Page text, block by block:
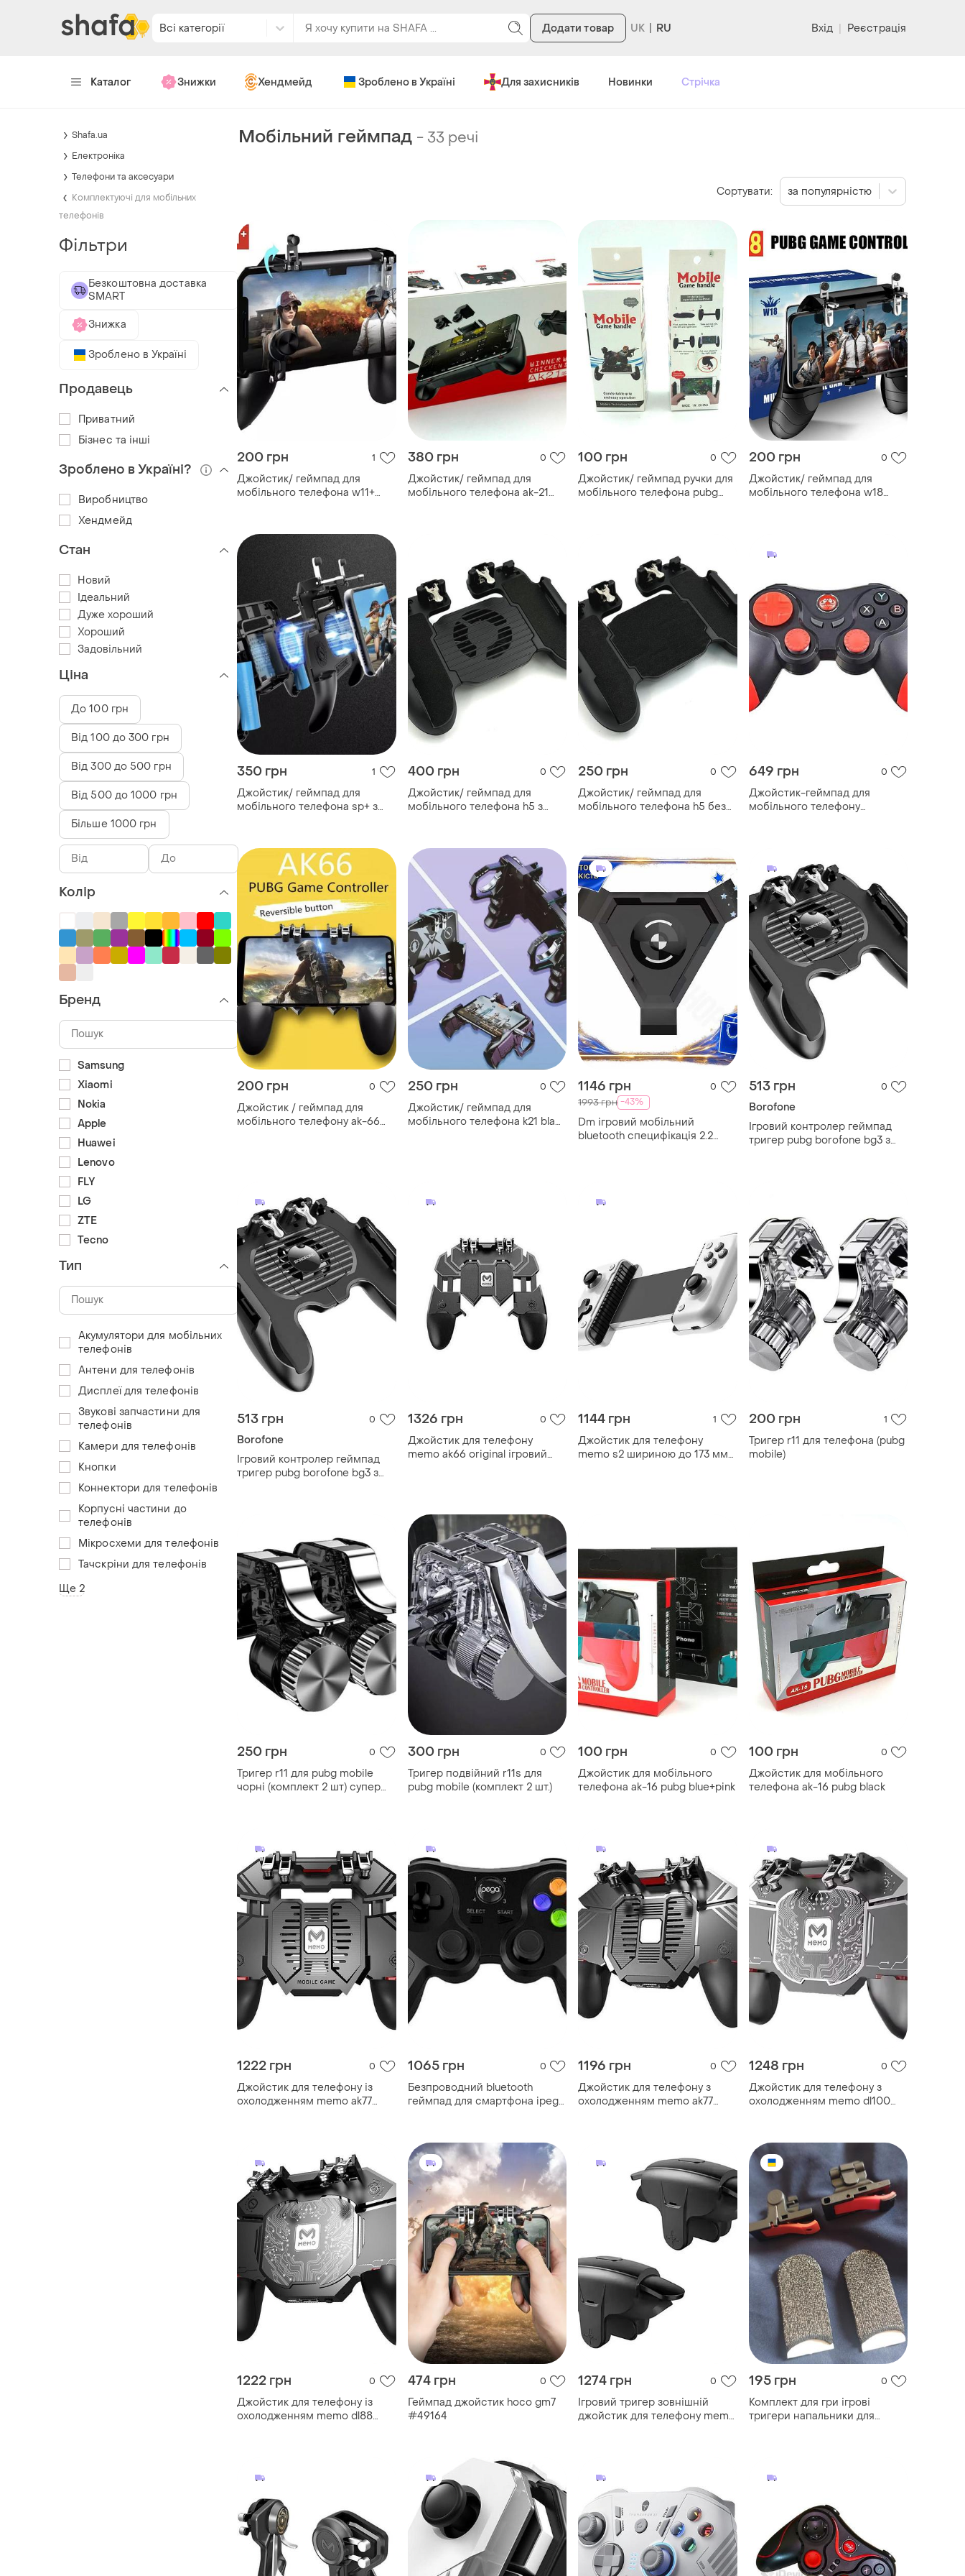
Всі категорії Додати товар RU Вхід | Реєстрація
Каталог Знижки Хендмейд Зроблено в Україні Для захисників Новинки Стрічка
Мобільний геймпад - 33 речі
200 грн 1
Джойстик/ геймпад для
мобільного телефона w11+
380 грн 0
Джойстик/ геймпад для
мобільного телефона ak-21
100 грн 0
Джойстик/ геймпад ручки для
мобільного телефона pubg
200 грн 0
Джойстик/ геймпад для
мобільного телефона w18
350 грн 1
Джойстик/ геймпад для
мобільного телефона sp+ з
400 грн 0
Джойстик/ геймпад для
мобільного телефона h5 з
250 грн 0
Джойстик/ геймпад для
мобільного телефона h5 без
649 грн 0
Джойстик-геймпад для
мобільного телефону
200 грн 0
Джойстик / геймпад для
мобільного телефону ak-66
250 грн 0
Джойстик/ геймпад для
мобільного телефона k21 black
1146 грн 0
1993 грн -43%
Dm ігровий мобільний
bluetooth специфікація 2.2
513 грн 0
Borofone
Ігровий контролер геймпад
тригер pubg borofone bg3 з
513 грн 0
Borofone
Ігровий контролер геймпад
тригер pubg borofone bg3 з
1326 грн 0
Джойстик для телефону
memo ak66 original ігровий
1144 грн 1
Джойстик для телефону
memo s2 шириною до 173 мм
200 грн 1
Тригер r11 для телефона (pubg
mobile)
250 грн 0
Тригер r11 для pubg mobile
чорні (комплект 2 шт) супер
300 грн 0
Тригер подвійний r11s для
pubg mobile (комплект 2 шт.)
100 грн 0
Джойстик для мобільного
телефона ak-16 pubg blue+pink
100 грн 0
Джойстик для мобільного
телефона ak-16 pubg black
1222 грн 0
Джойстик для телефону із
охолодженням memo ak77
1065 грн 0
Безпроводний bluetooth
геймпад для смартфона ipega
1196 грн 0
Джойстик для телефону з
охолодженням memo ak77
1248 грн 0
Джойстик для телефону з
охолодженням memo dl100
1222 грн 0
Джойстик для телефону із
охолодженням memo dl88
474 грн 0
Геймпад джойстик hoco gm7
#49164
1274 грн 0
Ігровий тригер зовнішній
джойстик для телефону memo
195 грн 0
Комплект для гри ігрові
тригери напальники для
Сортувати: за популярністю
Shafa.ua
Електроніка
Телефони та аксесуари
Комплектуючі для мобільних
телефонів
Фільтри
Безкоштовна доставка
SMART
Знижка
Зроблено в Україні
Продавець
Приватний
Бізнес та інші
Зроблено в Україні?
Виробництво
Хендмейд
Стан
Новий
Ідеальний
Дуже хороший
Хороший
Задовільний
Ціна
До 100 грн
Від 100 до 300 грн
Від 300 до 500 грн
Від 500 до 1000 грн
Більше 1000 грн
Колір
Бренд
Samsung
Xiaomi
Nokia
Apple
Huawei
Lenovo
FLY
LG
ZTE
Tecno
Тип
Акумулятори для мобільних
телефонів
Антени для телефонів
Дисплеї для телефонів
Звукові запчастини для
телефонів
Камери для телефонів
Кнопки
Коннектори для телефонів
Корпусні частини до
телефонів
Мікросхеми для телефонів
Тачскріни для телефонів
Ще 2